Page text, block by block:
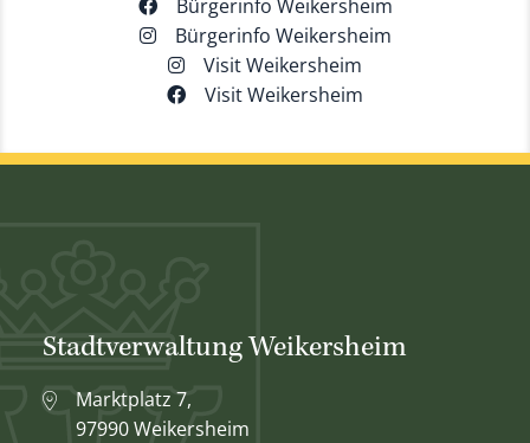
Bürgerinfo Weikersheim
Bürgerinfo Weikersheim
Visit Weikersheim
Visit Weikersheim
Stadtverwaltung Weikersheim
Marktplatz 7,
97990 Weikersheim